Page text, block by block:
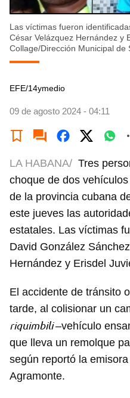
Las víctimas fueron
César Velázquez Hernández y
Collage/Dirección Municipal de
EFE/14ymedio
09 de agosto 2024 - 04:11
LA HABANA/ Tres
choque de dos
de la provincia cubana
este jueves las
estatales. Las víctimas
David González
Hernández y Erisdel
El accidente de tránsito
tarde, al colisionar un
riquimbili–vehículo
que lleva un remolque
según reportó la
Agramonte.